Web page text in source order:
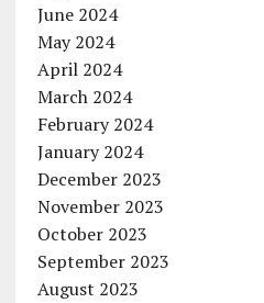
June 2024
May 2024
April 2024
March 2024
February 2024
January 2024
December 2023
November 2023
October 2023
September 2023
August 2023